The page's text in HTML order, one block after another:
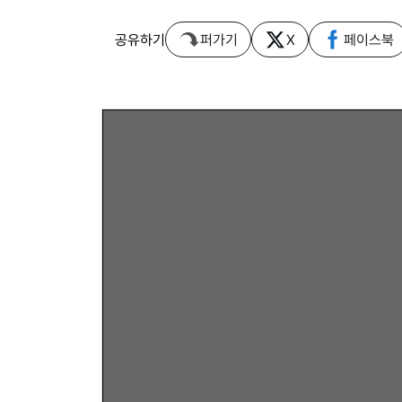
공유하기 퍼가기 X 페이스북